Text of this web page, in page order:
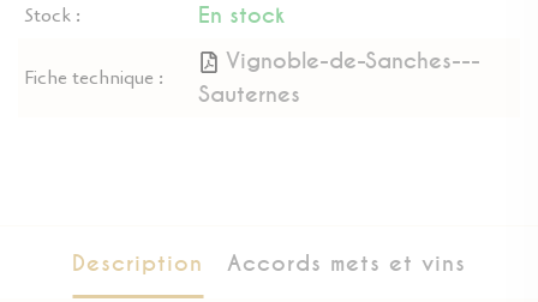
Stock : En stock
Fiche technique :
Vignoble-de-Sanches---
Sauternes
Description Accords mets et vins